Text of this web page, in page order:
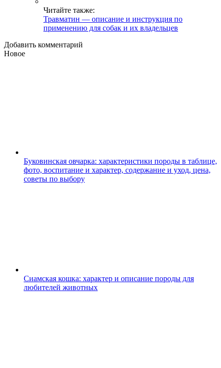
Читайте также:
Травматин — описание и инструкция по
применению для собак и их владельцев
Добавить комментарий
Новое
Буковинская овчарка: характеристики породы в таблице,
фото, воспитание и характер, содержание и уход, цена,
советы по выбору
Сиамская кошка: характер и описание породы для
любителей животных